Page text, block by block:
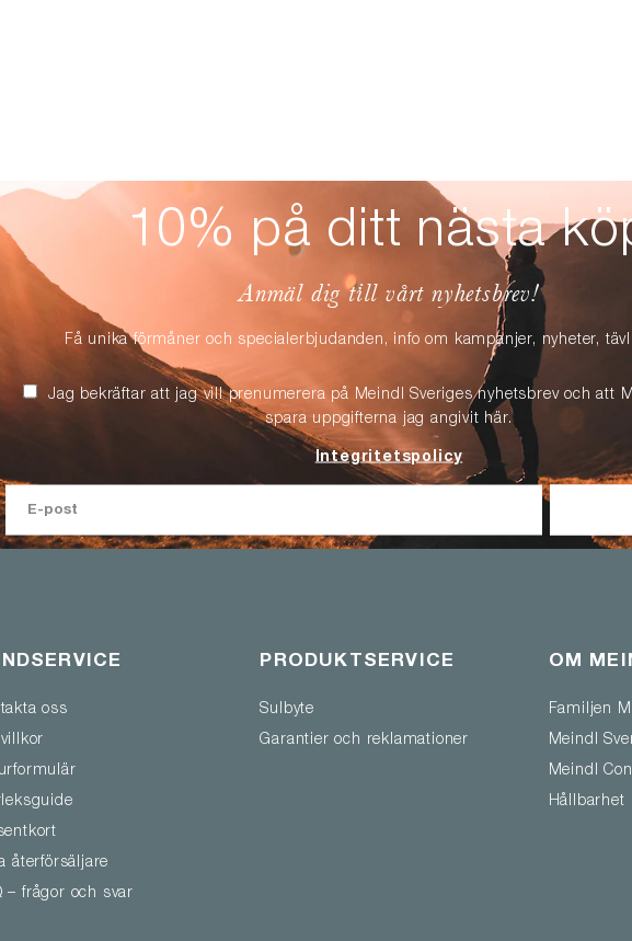
10% på ditt nästa
Anmäl dig till vårt nyhetsbrev!
Få unika förmåner och specialerbjudanden, info om kampanjer, nyheter,
Jag bekräftar att jag vill prenumerera på Meindl Sveriges nyhetsbrev och att
spara uppgifterna jag angivit här.
Integritetspolicy
oss
återförsäljare
– frågor och svar
PRODUKTSERVICE
Sulbyte
Garantier och reklamationer
OM
Familjen
Meindl
Meindl
Hållbarhet